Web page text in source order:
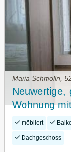
Maria Schmolln,
Neuwertige,
Wohnung
Carport-
möbliert
Dachgeschoss